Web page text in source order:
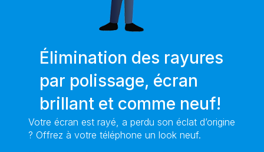
Élimination des rayures
par polissage, écran
brillant et comme neuf!
Votre écran est rayé, a perdu son éclat d’origine
? Offrez à votre téléphone un look neuf.